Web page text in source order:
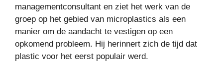
managementconsultant en ziet het werk van de
groep op het gebied van microplastics als een
manier om de aandacht te vestigen op een
opkomend probleem. Hij herinnert zich de tijd dat
plastic voor het eerst populair werd.